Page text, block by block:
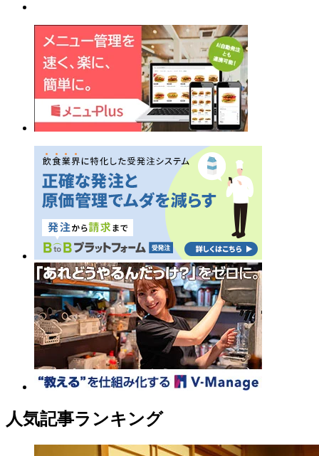
人気記事ランキング